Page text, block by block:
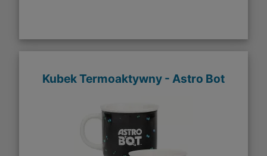
Kubek Termoaktywny - Astro Bot